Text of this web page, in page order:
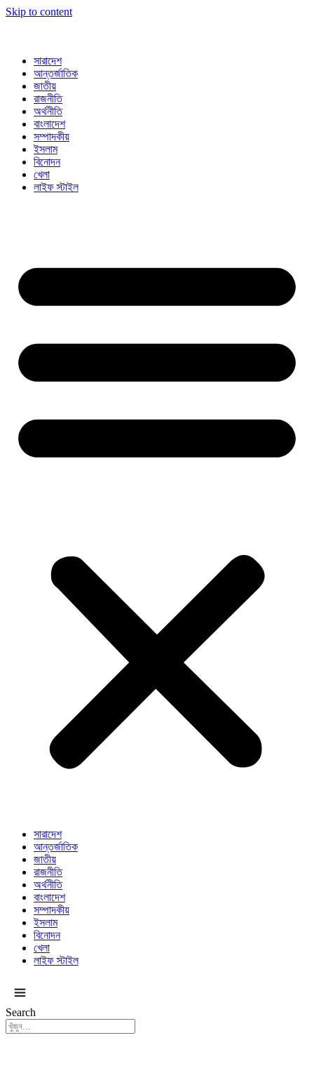
Skip to content
সারাদেশ
আন্তর্জাতিক
জাতীয়
রাজনীতি
অর্থনীতি
বাংলাদেশ
সম্পাদকীয়
ইসলাম
বিনোদন
খেলা
লাইফ স্টাইল
সারাদেশ
আন্তর্জাতিক
জাতীয়
রাজনীতি
অর্থনীতি
বাংলাদেশ
সম্পাদকীয়
ইসলাম
বিনোদন
খেলা
লাইফ স্টাইল
সকল ক্যাটাগরি
Search